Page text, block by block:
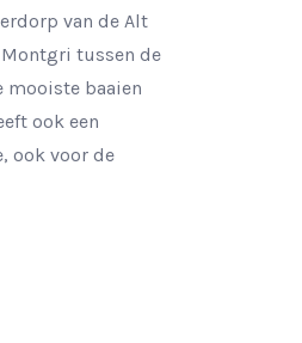
van de Alt
tussen de
mooiste baaien
ook een
ook voor de